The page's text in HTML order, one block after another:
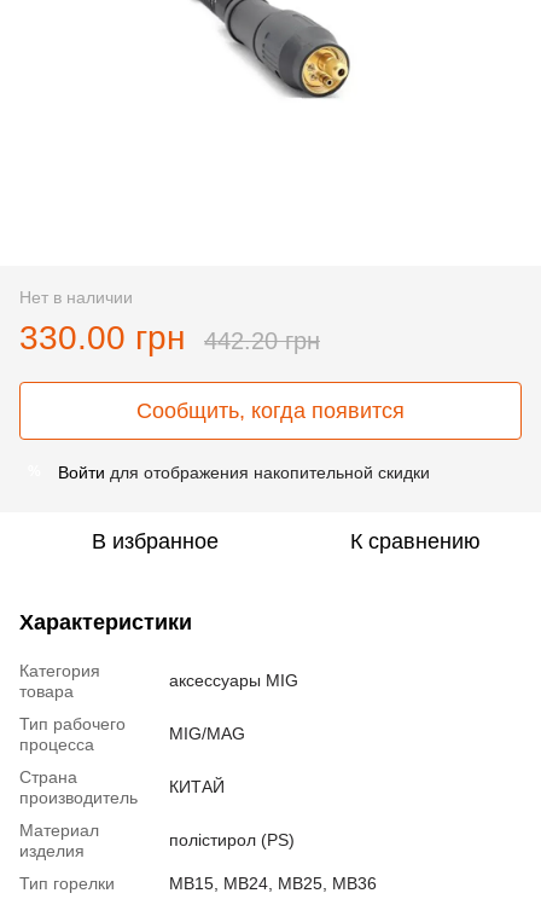
Нет в наличии
330.00 грн 442.20 грн
Сообщить, когда появится
Войти для отображения накопительной скидки
В избранное К сравнению
Характеристики
Категория
товара
аксессуары MIG
Тип рабочего
процесса
MIG/MAG
Страна
производитель
КИТАЙ
Материал
изделия
полістирол (PS)
Тип горелки MB15, MB24, MB25, MB36